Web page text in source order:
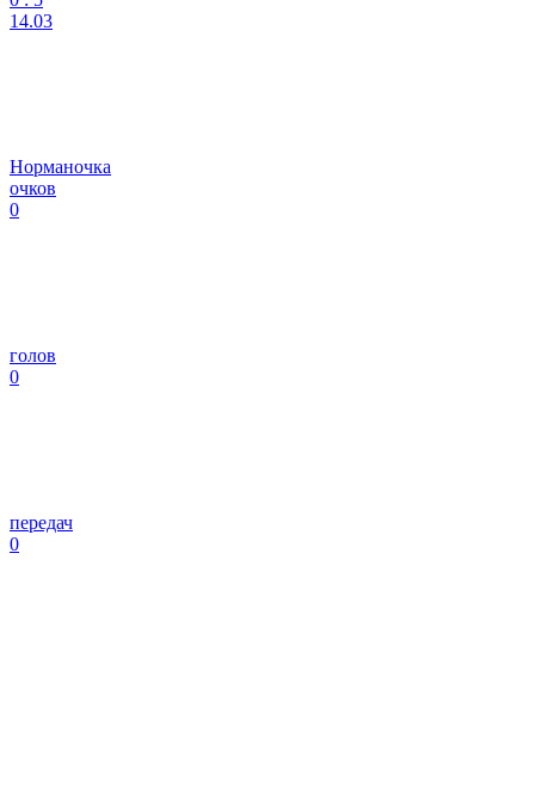
14.03
Норманочка
очков
0
голов
0
передач
0